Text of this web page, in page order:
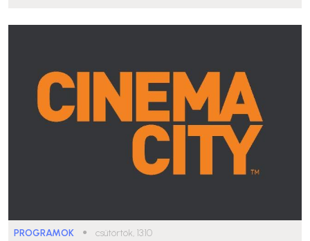
PROGRAMOK ● csütörtök, 13:10